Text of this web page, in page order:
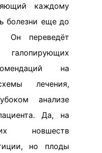
каждому
болезни еще до
Он переведёт
на
лечения,
анализе
Да, на
новшеств
но плоды